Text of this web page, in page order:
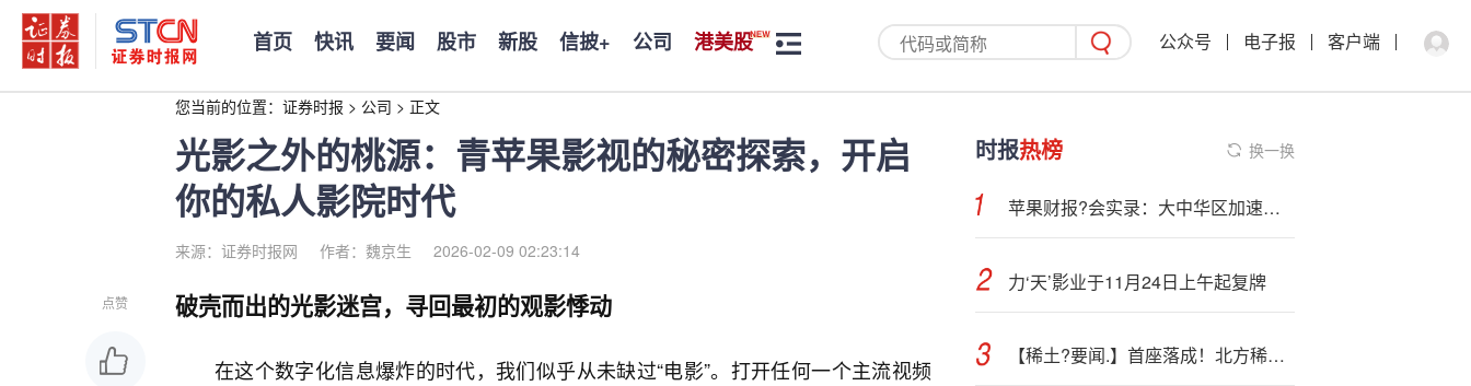
首页 快讯 要闻 股市 新股 信披+ 公司 港美股 公众号 电子报 客户端
您当前的位置： 证券时报 > 公司 > 正文
光影之外的桃源：青苹果影视的秘密探索，开启
你的私人影院时代
来源：证券时报网 作者：魏京生 2026-02-09 02:23:14
点赞 破壳而出的光影迷宫，寻回最初的观影悸动
在这个数字化信息爆炸的时代，我们似乎从未缺过“电影”。打开任何一个主流视频
时报热榜 换一换
苹果财报?会实录：大中华区加速增长 拟大力投入人工智能
力‘天’影业于11月24日上午起复牌
【稀土?要闻.】首座落成！北方稀土建成低压固态加氢示范站